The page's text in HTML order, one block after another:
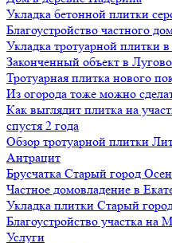
Укладка бетонной плитки
Благоустройство частного
Укладка тротуарной плитки
Законченный объект в
Тротуарная плитка нового
Из огорода тоже можно
Как выглядит плитка на
спустя 2 года
Обзор тротуарной плитки
Антрацит
Брусчатка Старый город
Частное домовладение в
Укладка плитки Старый
Благоустройство участка на
Услуги